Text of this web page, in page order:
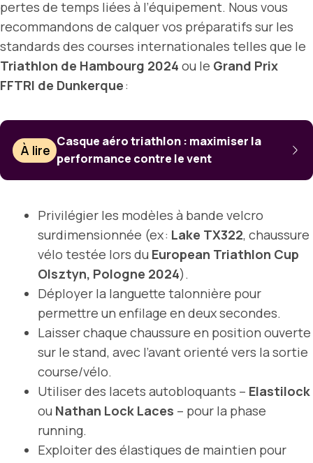
pertes de temps liées à l’équipement. Nous vous
recommandons de calquer vos préparatifs sur les
standards des courses internationales telles que le
Triathlon de Hambourg 2024 ou le Grand Prix
FFTRI de Dunkerque:
À lire
Casque aéro triathlon : maximiser la
performance contre le vent
Privilégier les modèles à bande velcro
surdimensionnée (ex : Lake TX322, chaussure
vélo testée lors du European Triathlon Cup
Olsztyn, Pologne 2024).
Déployer la languette talonnière pour
permettre un enfilage en deux secondes.
Laisser chaque chaussure en position ouverte
sur le stand, avec l’avant orienté vers la sortie
course/vélo.
Utiliser des lacets autobloquants – Elastilock
ou Nathan Lock Laces – pour la phase
running.
Exploiter des élastiques de maintien pour